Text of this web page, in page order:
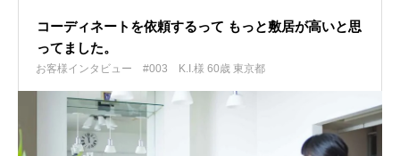
コーディネートを依頼するって もっと敷居が高いと思
ってました。
お客様インタビュー #003 K.I.様 60歳 東京都